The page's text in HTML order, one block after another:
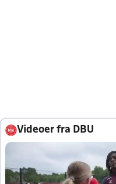
Videoer fra DBU